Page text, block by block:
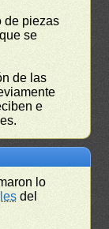
de piezas
se
de las
e
lo
del